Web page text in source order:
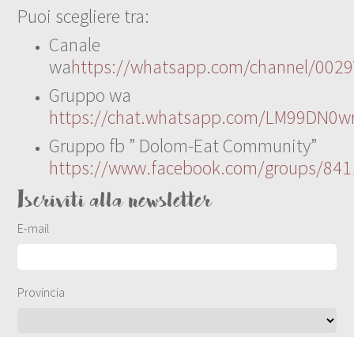
Puoi scegliere tra:
Canale
wahttps://whatsapp.com/channel/
Gruppo wa
https://chat.whatsapp.com/
Gruppo fb ” Dolom-Eat Community”
https://www.facebook.com/groups/
Iscriviti alla newsletter
E-mail
Provincia